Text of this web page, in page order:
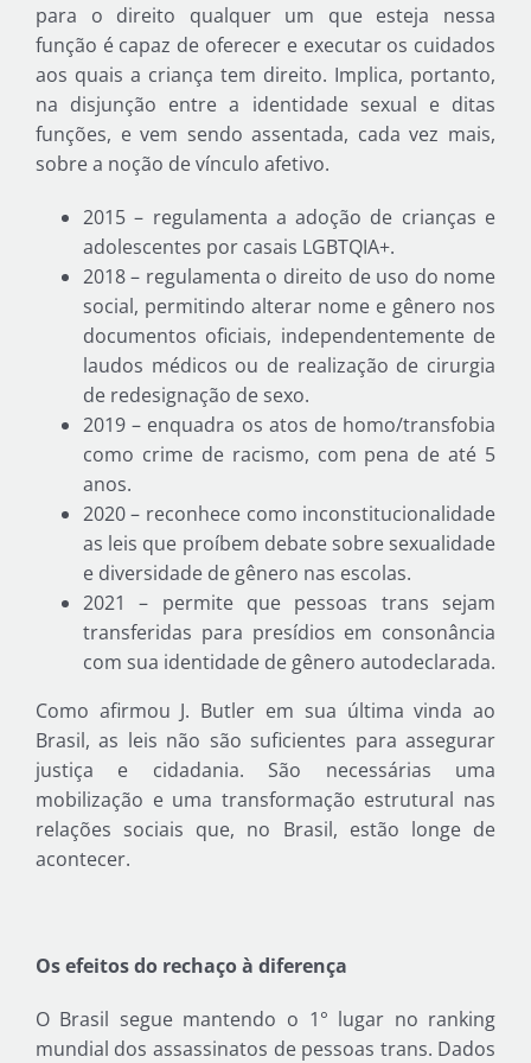
para o direito qualquer um que esteja nessa
função é capaz de oferecer e executar os cuidados
aos quais a criança tem direito. Implica, portanto,
na disjunção entre a identidade sexual e ditas
funções, e vem sendo assentada, cada vez mais,
sobre a noção de vínculo afetivo.
2015 – regulamenta a adoção de crianças e
adolescentes por casais LGBTQIA+.
2018 – regulamenta o direito de uso do nome
social, permitindo alterar nome e gênero nos
documentos oficiais, independentemente de
laudos médicos ou de realização de cirurgia
de redesignação de sexo.
2019 – enquadra os atos de homo/transfobia
como crime de racismo, com pena de até 5
anos.
2020 – reconhece como inconstitucionalidade
as leis que proíbem debate sobre sexualidade
e diversidade de gênero nas escolas.
2021 – permite que pessoas trans sejam
transferidas para presídios em consonância
com sua identidade de gênero autodeclarada.
Como afirmou J. Butler em sua última vinda ao
Brasil, as leis não são suficientes para assegurar
justiça e cidadania. São necessárias uma
mobilização e uma transformação estrutural nas
relações sociais que, no Brasil, estão longe de
acontecer.
Os efeitos do rechaço à diferença
O Brasil segue mantendo o 1° lugar no ranking
mundial dos assassinatos de pessoas trans. Dados